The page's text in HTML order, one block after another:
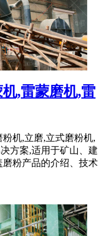
,雷蒙磨机,雷
机,立磨,立式磨粉机,
方案,适用于矿山、建
粉产品的介绍、技术